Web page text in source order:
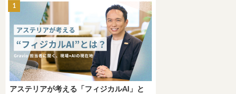
アステリアが考える「フィジカルAI」と